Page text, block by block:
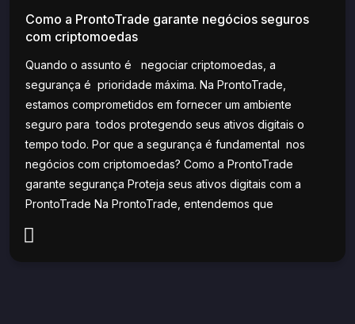
Como a ProntoTrade garante negócios seguros
com criptomoedas
Quando o assunto é negociar criptomoedas, a
segurança é prioridade máxima. Na ProntoTrade,
estamos comprometidos em fornecer um ambiente
seguro para todos protegendo seus ativos digitais o
tempo todo. Por que a segurança é fundamental nos
negócios com criptomoedas? Como a ProntoTrade
garante segurança Proteja seus ativos digitais com a
ProntoTrade Na ProntoTrade, entendemos que